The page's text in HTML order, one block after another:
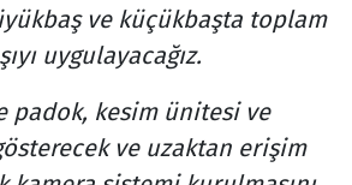
ve küçükbaşta toplam
uygulayacağız.
padok, kesim ünitesi ve
ve uzaktan erişim